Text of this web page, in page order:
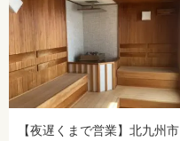
【夜遅くまで営業】北九州市